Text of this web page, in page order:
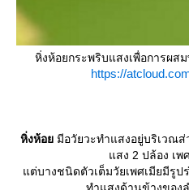
หิ่งห้อยกระพริบแสงเพื่อการผ
https://
หิ่งห้อ มีอวัยวะทำแสงอยู่บริเวณ
สง 2 ปล้อง เพ
ต่บางชนิดตัวเต็มวัยเพศเมียมีรู
ทำแสงด้านข้างของ